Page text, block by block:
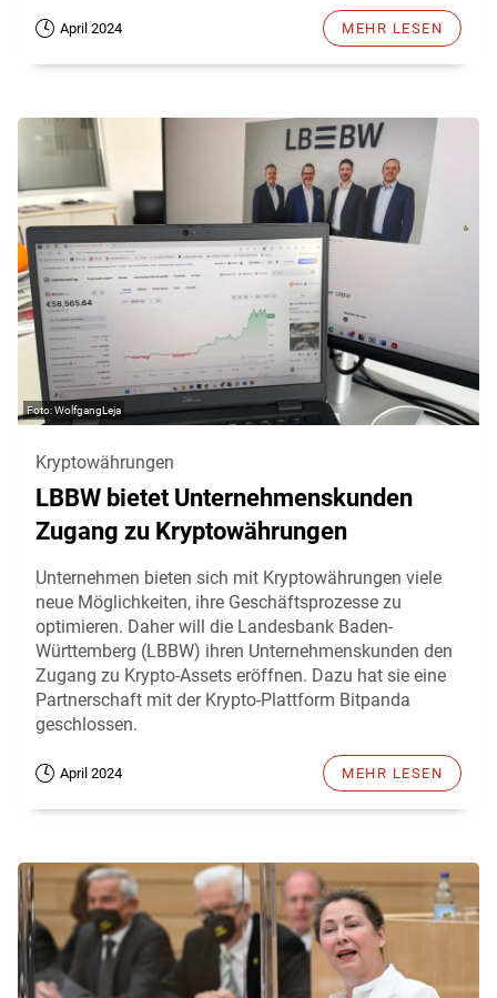
April 2024 MEHR LESEN
WolfgangLeja
Kryptowährungen
LBBW bietet Unternehmenskunden
Zugang zu Kryptowährungen
Unternehmen bieten sich mit Kryptowährungen viele
neue Möglichkeiten, ihre Geschäftsprozesse zu
optimieren. Daher will die Landesbank Baden-
Württemberg (LBBW) ihren Unternehmenskunden den
Zugang zu Krypto-Assets eröffnen. Dazu hat sie eine
Partnerschaft mit der Krypto-Plattform Bitpanda
geschlossen.
April 2024 MEHR LESEN